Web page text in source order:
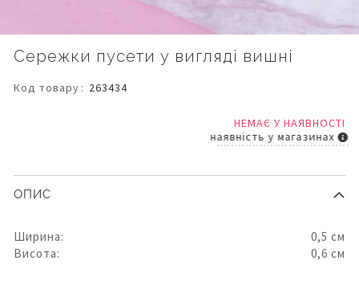
Сережки пусети у вигляді вишні
Код товару 263434
НЕМАЄ У НАЯВНОСТІ
наявність у магазинах
галереї
ОПИС
Ширина:
0,5 см
Висота:
0,6 см